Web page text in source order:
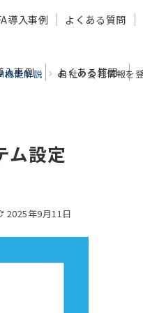
入事例 よくある質問
導入事例 よくある質問
機能解説 自社の会社情報を
ム設定
2025年9月11日